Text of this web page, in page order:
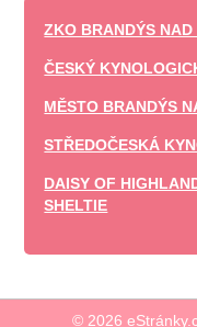
ZKO BRANDÝS
ČESKÝ
MĚSTO BRANDÝS
STŘEDOČESKÁ
DAISY OF
SHELTIE
© 2026